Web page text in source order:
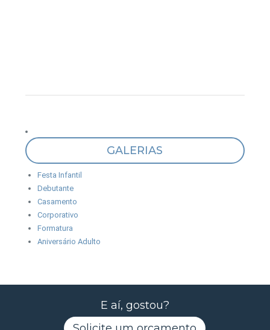
GALERIAS
Festa Infantil
Debutante
Casamento
Corporativo
Formatura
Aniversário Adulto
E aí, gostou?